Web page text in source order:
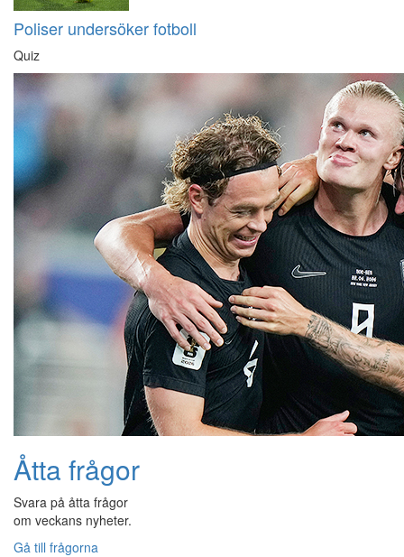
Poliser undersöker fotboll
Quiz
Åtta frågor
Svara på åtta frågor
om veckans nyheter.
Gå till frågorna